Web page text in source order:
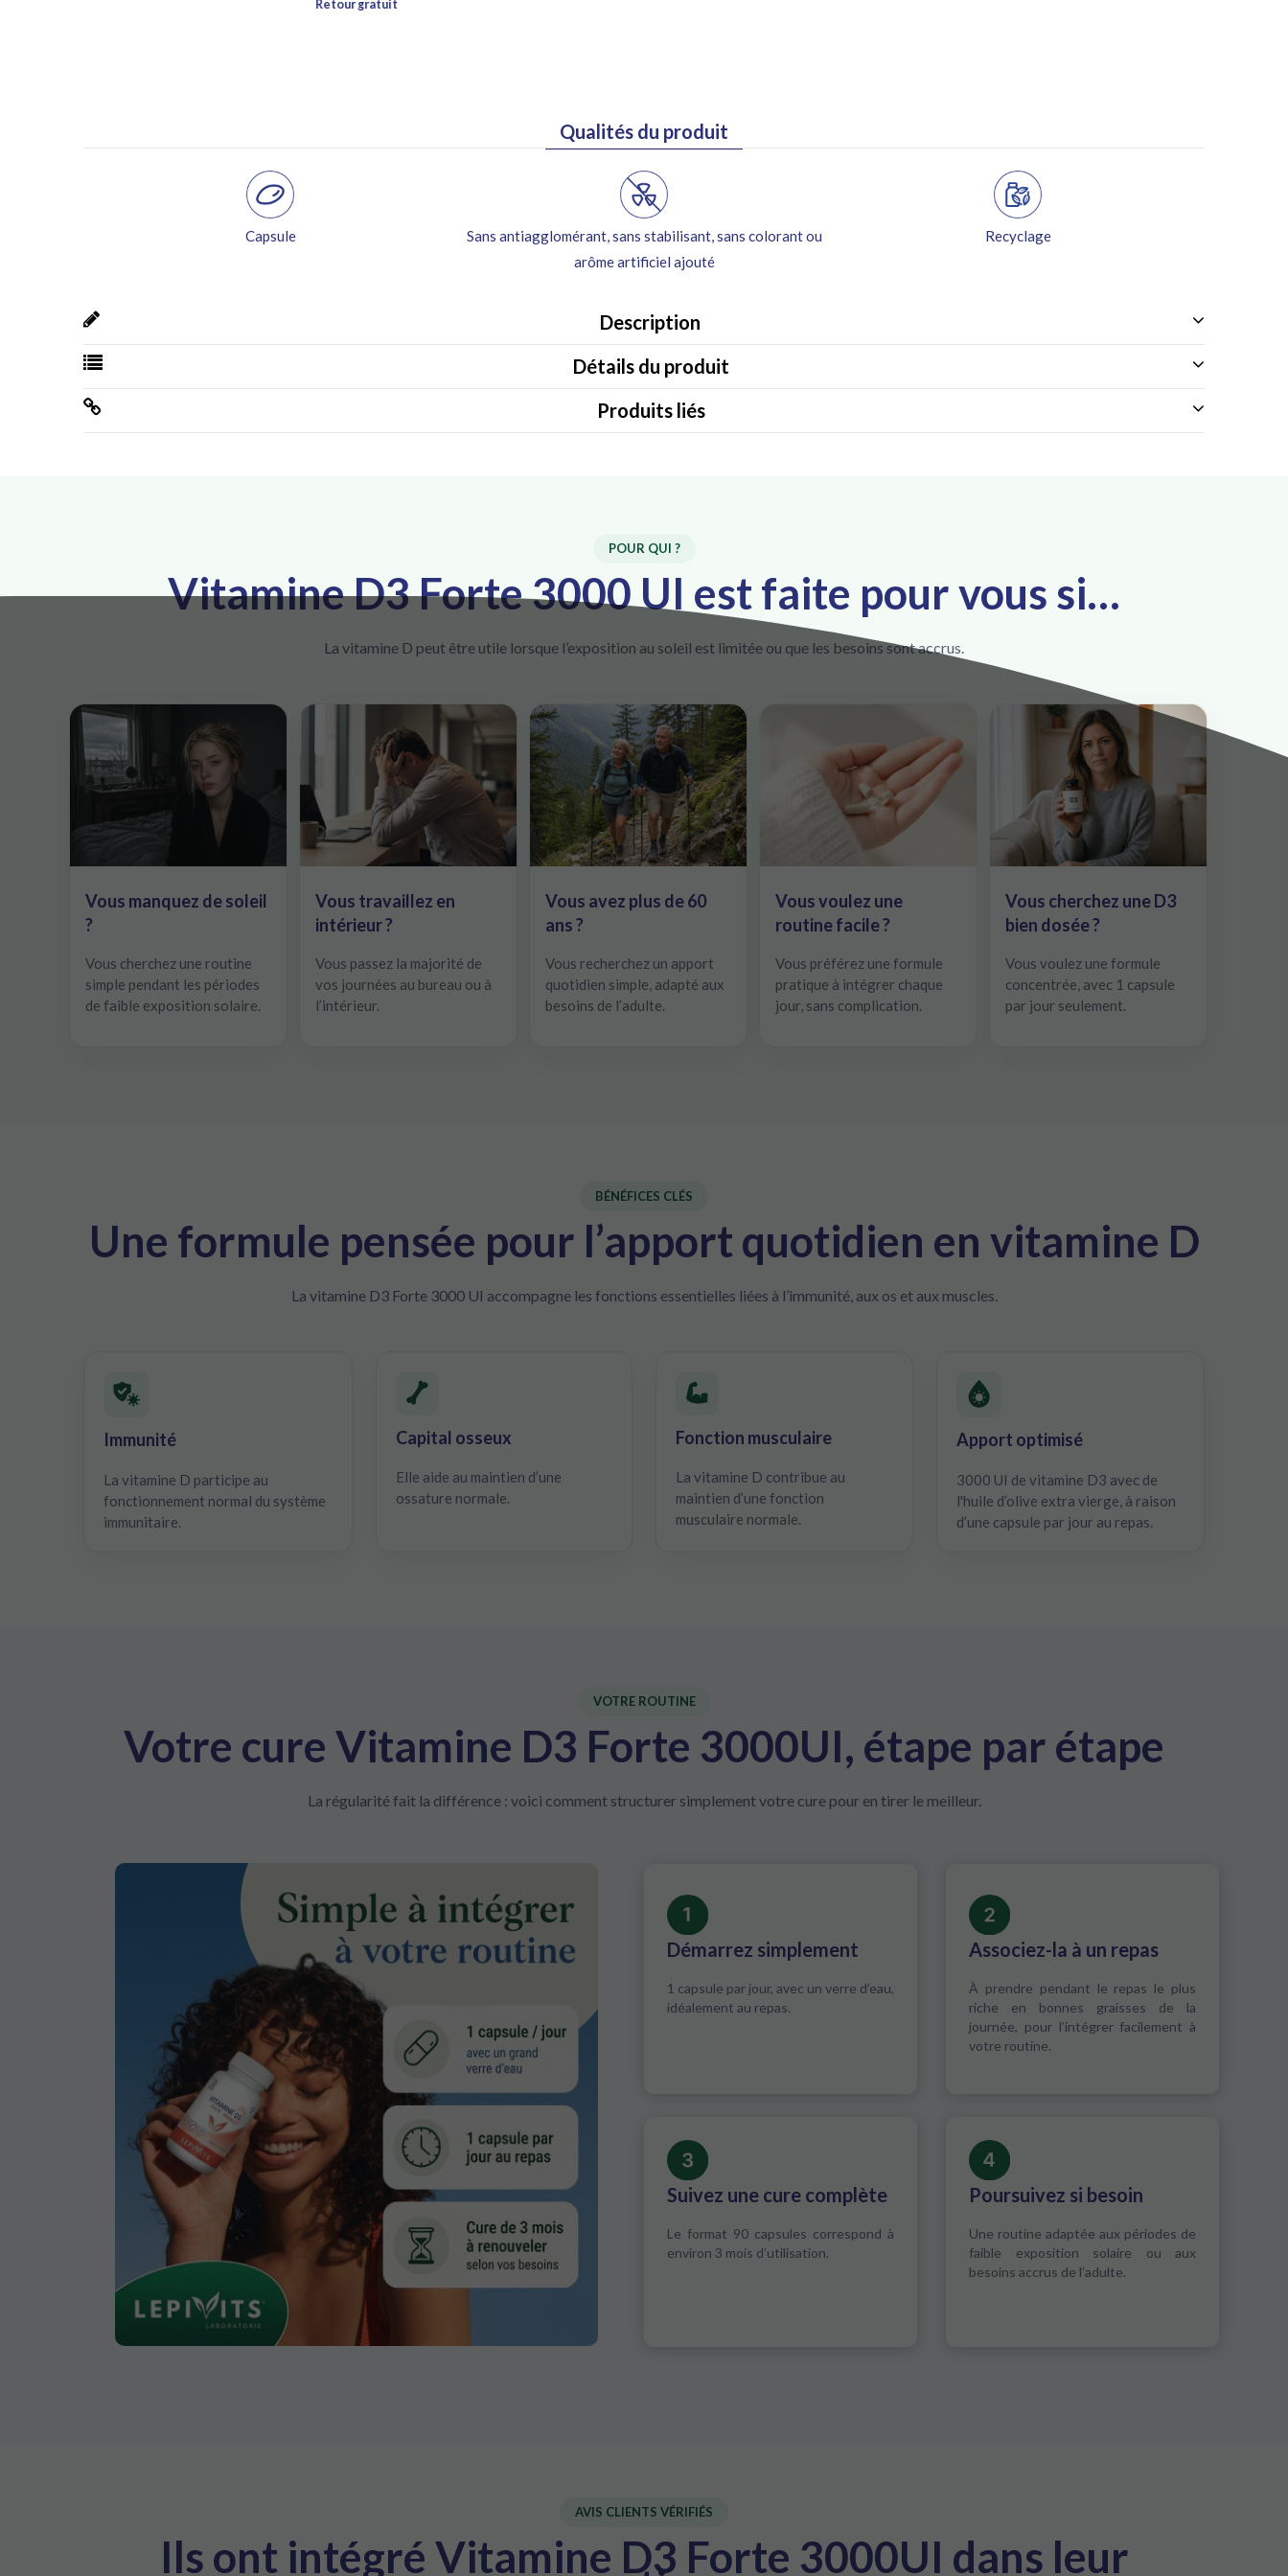
Qualités du produit
Capsule
Sans antiagglomérant, sans stabilisant, sans colorant ou
arôme artificiel ajouté
Recyclage
Description
Détails du produit
Produits liés
POUR QUI ?
Vitamine D3 Forte 3000 UI est faite pour vous si…
La vitamine D peut être utile lorsque l’exposition au soleil est limitée ou que les besoins sont accrus.
Vous manquez de soleil
?
Vous cherchez une routine
simple pendant les périodes
de faible exposition solaire.
Vous travaillez en
intérieur ?
Vous passez la majorité de
vos journées au bureau ou à
l’intérieur.
Vous avez plus de 60
ans ?
Vous recherchez un apport
quotidien simple, adapté aux
besoins de l’adulte.
Vous voulez une
routine facile ?
Vous préférez une formule
pratique à intégrer chaque
jour, sans complication.
Vous cherchez une D3
bien dosée ?
Vous voulez une formule
concentrée, avec 1 capsule
par jour seulement.
BÉNÉFICES CLÉS
Une formule pensée pour l’apport quotidien en vitamine D
La vitamine D3 Forte 3000 UI accompagne les fonctions essentielles liées à l’immunité, aux os et aux muscles.
Immunité
La vitamine D participe au
fonctionnement normal du système
immunitaire.
Capital osseux
Elle aide au maintien d’une
ossature normale.
Fonction musculaire
La vitamine D contribue au
maintien d’une fonction
musculaire normale.
Apport optimisé
3000 UI de vitamine D3 avec de
l'huile d’olive extra vierge, à raison
d’une capsule par jour au repas.
VOTRE ROUTINE
Votre cure Vitamine D3 Forte 3000UI, étape par étape
La régularité fait la différence : voici comment structurer simplement votre cure pour en tirer le meilleur.
Démarrez simplement
1 capsule par jour, avec un verre d’eau,
idéalement au repas.
Associez-la à un repas
À prendre pendant le repas le plus
riche en bonnes graisses de la
journée, pour l’intégrer facilement à
votre routine.
Suivez une cure complète
Le format 90 capsules correspond à
environ 3 mois d’utilisation.
Poursuivez si besoin
Une routine adaptée aux périodes de
faible exposition solaire ou aux
besoins accrus de l’adulte.
AVIS CLIENTS VÉRIFIÉS
Ils ont intégré Vitamine D3 Forte 3000UI dans leur